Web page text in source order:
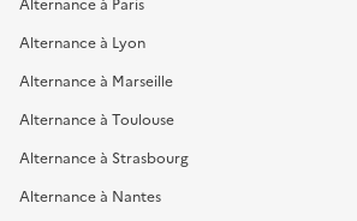
Alternance à Lyon
Alternance à Marseille
Alternance à Toulouse
Alternance à Strasbourg
Alternance à Nantes